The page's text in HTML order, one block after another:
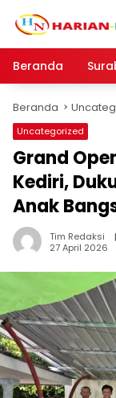
Beranda
Beranda
Uncategorized
Grand
Kediri,
Anak
Tim Redaksi
27 April 2026